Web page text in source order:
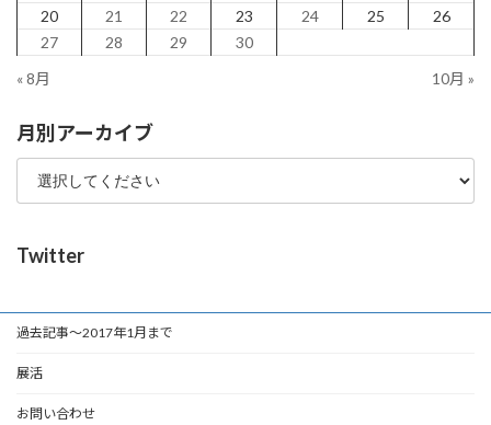
20
21 22 23 24 25
26
27
28 29
30
« 8月
10月 »
月別アーカイブ
Twitter
過去記事～2017年1月まで
展活
お問い合わせ